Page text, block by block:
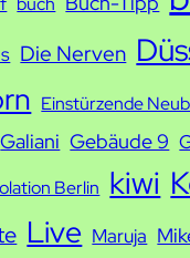
Die Nerven
Einstürzende
Galiani Gebäude 9
Berlin kiwi
Live Maruja